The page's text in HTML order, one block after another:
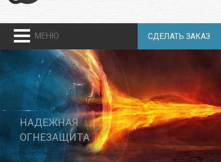
МЕНЮ СДЕЛАТЬ ЗАКАЗ
НАДЕЖНАЯ
ОГНЕЗАЩИТА